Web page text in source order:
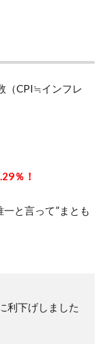
（CPI≒インフレ
％！
と言って”まとも
利下げしました